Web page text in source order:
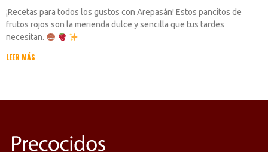
¡Recetas para todos los gustos con Arepasán! Estos pancitos de
frutos rojos son la merienda dulce y sencilla que tus tardes
necesitan.
LEER MÁS